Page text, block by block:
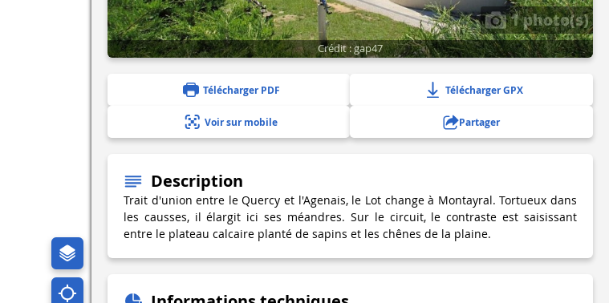
1 photo(s)
Crédit : gap47
Télécharger PDF Télécharger GPX
Voir sur mobile Partager
Description
Trait d'union entre le Quercy et l'Agenais, le Lot change à Montayral. Tortueux dans
les causses, il élargit ici ses méandres. Sur le circuit, le contraste est saisissant
entre le plateau calcaire planté de sapins et les chênes de la plaine.